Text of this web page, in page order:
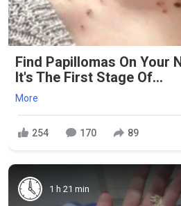
Find Papillomas On Your
It's The First Stage Of...
More
254 170 89
1 h 21 min